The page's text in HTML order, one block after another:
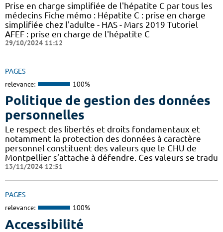
Prise en charge simplifiée de l'hépatite C par tous les
médecins Fiche mémo : Hépatite C : prise en charge
simplifiée chez l'adulte - HAS - Mars 2019 Tutoriel
AFEF : prise en charge de l'hépatite C
29/10/2024 11:12
PAGES
relevance: 100%
Politique de gestion des données
personnelles
Le respect des libertés et droits fondamentaux et
notamment la protection des données à caractère
personnel constituent des valeurs que le CHU de
Montpellier s’attache à défendre. Ces valeurs se tradu
13/11/2024 12:51
PAGES
relevance: 100%
Accessibilité